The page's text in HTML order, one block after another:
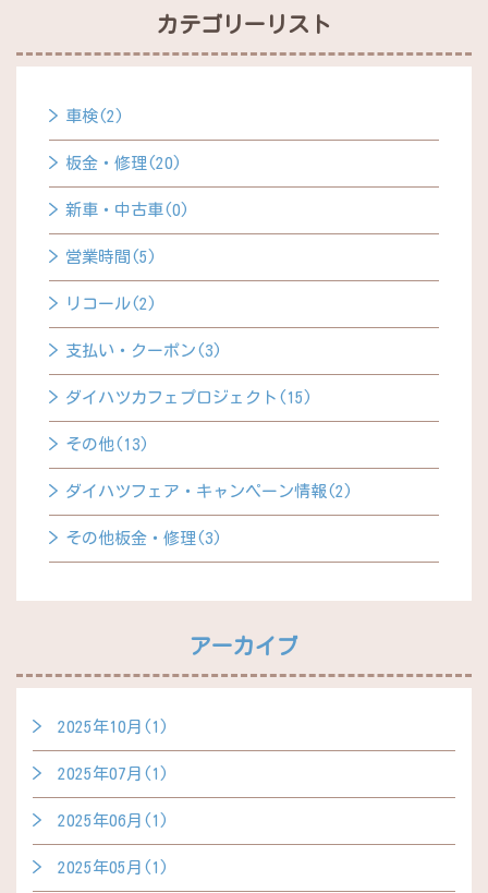
カテゴリーリスト
車検(2)
板金・修理(20)
新車・中古車(0)
営業時間(5)
リコール(2)
支払い・クーポン(3)
ダイハツカフェプロジェクト(15)
その他(13)
ダイハツフェア・キャンペーン情報(2)
その他板金・修理(3)
アーカイブ
2025年10月(1)
2025年07月(1)
2025年06月(1)
2025年05月(1)